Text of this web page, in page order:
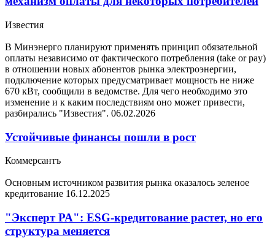
Известия
В Минэнерго планируют применять принцип обязательной
оплаты независимо от фактического потребления (take or pay)
в отношении новых абонентов рынка электроэнергии,
подключение которых предусматривает мощность не ниже
670 кВт, сообщили в ведомстве. Для чего необходимо это
изменение и к каким последствиям оно может привести,
разбирались "Известия". 06.02.2026
Устойчивые финансы пошли в рост
Коммерсантъ
Основным источником развития рынка оказалось зеленое
кредитование 16.12.2025
"Эксперт РА": ESG-кредитование растет, но его
структура меняется